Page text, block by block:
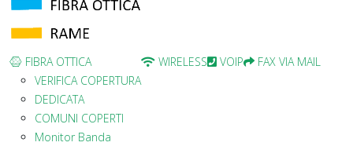
FIBRA OTTICA
VERIFICA COPERTURA
DEDICATA
COMUNI COPERTI
Monitor Banda
WIRELESS VOIP FAX VIA MAIL